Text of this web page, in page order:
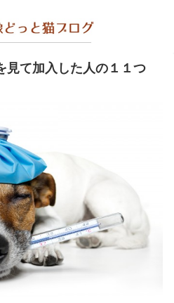
見て加入した人の１１つ